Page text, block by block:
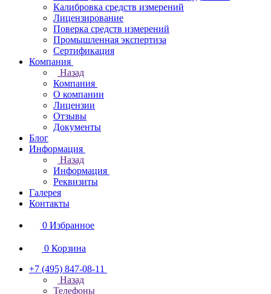
Калибровка средств измерений
Лицензирование
Поверка средств измерений
Промышленная экспертиза
Сертификация
Компания
Назад
Компания
О компании
Лицензии
Отзывы
Документы
Блог
Информация
Назад
Информация
Реквизиты
Галерея
Контакты
0 Избранное
0 Корзина
+7 (495) 847-08-11
Назад
Телефоны